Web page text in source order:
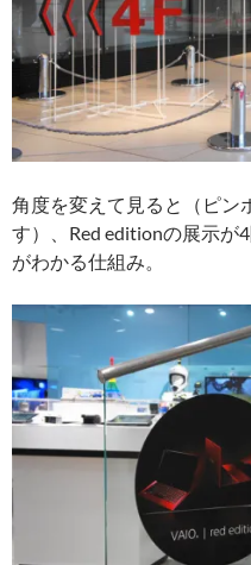
角度を変えて見ると（ピン
す）、Red editionの展示が
がわかる仕組み。